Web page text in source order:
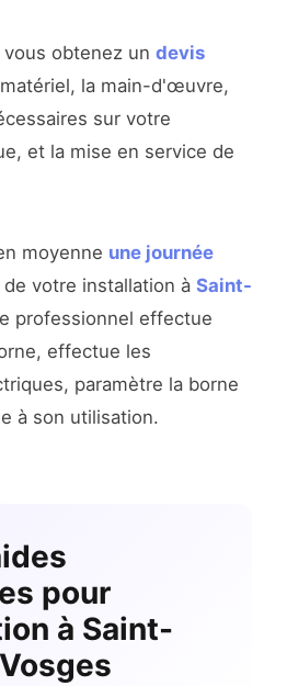
obtenez un devis
la main-d'œuvre,
sur votre
et la mise en service de
moyenne une journée
votre installation à Saint-
professionnel effectue
effectue les
paramètre la borne
à son utilisation.
pour
à Saint-